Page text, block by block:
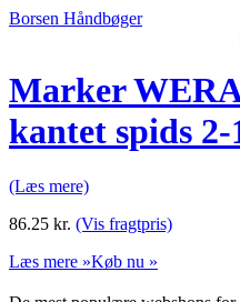
Borsen Håndbøger
Marker
kantet spids
(Læs mere)
86.25 kr. (Vis fragtpris)
Læs mere »Køb nu »